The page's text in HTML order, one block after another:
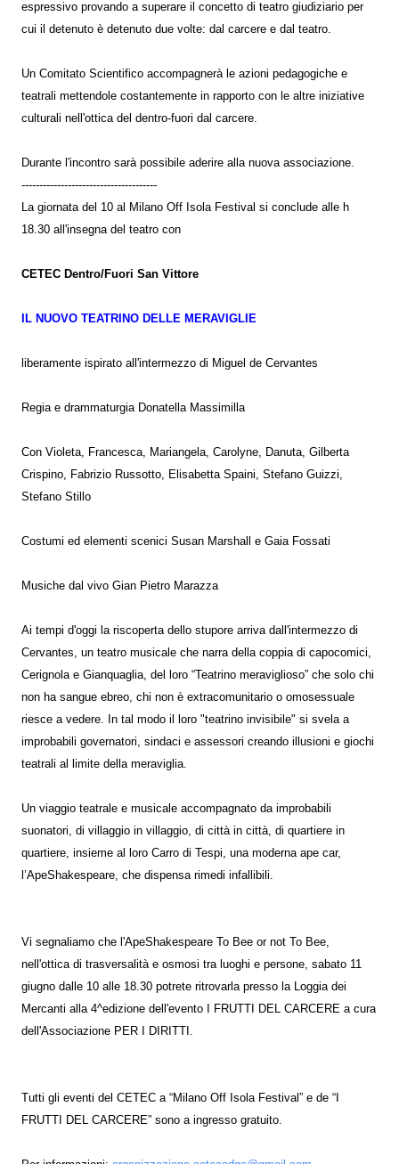
espressivo provando a superare il concetto di teatro giudiziario per
cui il detenuto è detenuto due volte: dal carcere e dal teatro.
Un Comitato Scientifico accompagnerà le azioni pedagogiche e
teatrali mettendole costantemente in rapporto con le altre iniziative
culturali nell'ottica del dentro-fuori dal carcere.
Durante l'incontro sarà possibile aderire alla nuova associazione.
--------------------------------------
La giornata del 10 al Milano Off Isola Festival si conclude alle h
18.30 all'insegna del teatro con
CETEC Dentro/Fuori San Vittore
IL NUOVO TEATRINO DELLE MERAVIGLIE
liberamente ispirato all'intermezzo di Miguel de Cervantes
Regia e drammaturgia Donatella Massimilla
Con Violeta, Francesca, Mariangela, Carolyne, Danuta, Gilberta
Crispino, Fabrizio Russotto, Elisabetta Spaini, Stefano Guizzi,
Stefano Stillo
Costumi ed elementi scenici Susan Marshall e Gaia Fossati
Musiche dal vivo Gian Pietro Marazza
Ai tempi d'oggi la riscoperta dello stupore arriva dall'intermezzo di
Cervantes, un teatro musicale che narra della coppia di capocomici,
Cerignola e Gianquaglia, del loro “Teatrino meraviglioso” che solo chi
non ha sangue ebreo, chi non è extracomunitario o omosessuale
riesce a vedere. In tal modo il loro "teatrino invisibile" si svela a
improbabili governatori, sindaci e assessori creando illusioni e giochi
teatrali al limite della meraviglia.
Un viaggio teatrale e musicale accompagnato da improbabili
suonatori, di villaggio in villaggio, di città in città, di quartiere in
quartiere, insieme al loro Carro di Tespi, una moderna ape car,
l’ApeShakespeare, che dispensa rimedi infallibili.
Vi segnaliamo che l'ApeShakespeare To Bee or not To Bee,
nell'ottica di trasversalità e osmosi tra luoghi e persone, sabato 11
giugno dalle 10 alle 18.30 potrete ritrovarla presso la Loggia dei
Mercanti alla 4^edizione dell'evento I FRUTTI DEL CARCERE a cura
dell'Associazione PER I DIRITTI.
Tutti gli eventi del CETEC a “Milano Off Isola Festival” e de “I
FRUTTI DEL CARCERE” sono a ingresso gratuito.